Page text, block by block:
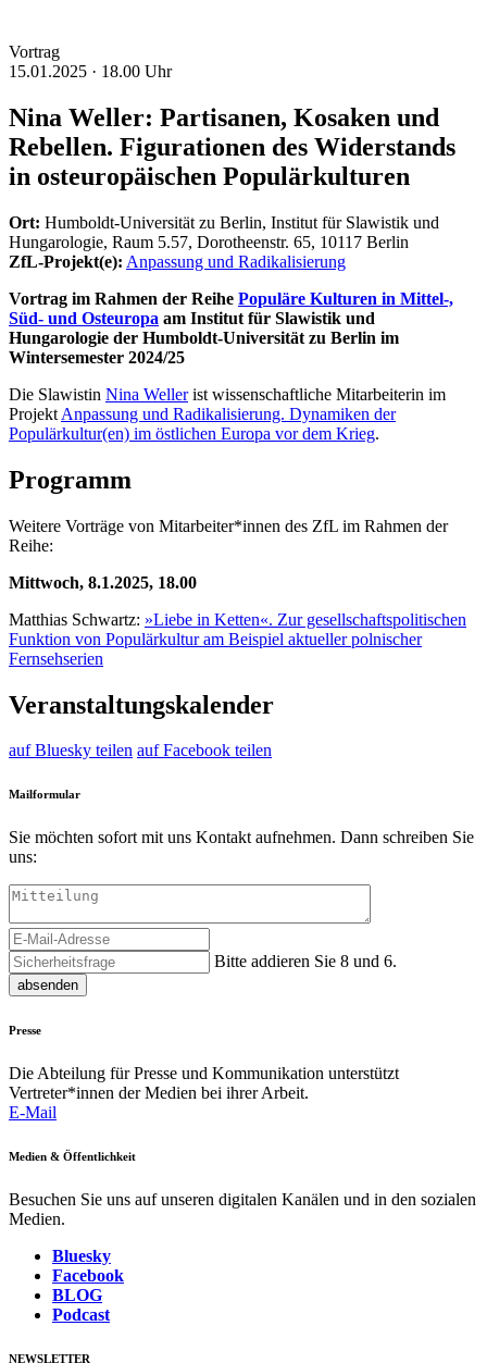
Vortrag
15.01.2025 · 18.00 Uhr
Nina Weller: Partisanen, Kosaken und
Rebellen. Figurationen des Widerstands
in osteuropäischen Populärkulturen
Ort: Humboldt-Universität zu Berlin, Institut für Slawistik und
Hungarologie, Raum 5.57, Dorotheenstr. 65, 10117 Berlin
ZfL-Projekt(e): Anpassung und Radikalisierung
Vortrag im Rahmen der Reihe Populäre Kulturen in Mittel-,
Süd- und Osteuropa am Institut für Slawistik und
Hungarologie der Humboldt-Universität zu Berlin im
Wintersemester 2024/25
Die Slawistin Nina Wellerist wissenschaftliche Mitarbeiterin im
Projekt Anpassung und Radikalisierung. Dynamiken der
Populärkultur(en) im östlichen Europa vor dem Krieg.
Programm
Weitere Vorträge von Mitarbeiter*innen des ZfL im Rahmen der
Reihe:
Mittwoch, 8.1.2025, 18.00
Matthias Schwartz: »Liebe in Ketten«. Zur gesellschaftspolitischen
Funktion von Populärkultur am Beispiel aktueller polnischer
Fernsehserien
Veranstaltungskalender
auf Bluesky teilen auf Facebook teilen
Mailformular
Sie möchten sofort mit uns Kontakt aufnehmen. Dann schreiben Sie
uns:
Bitte addieren Sie 8 und 6.
absenden
Presse
Die Abteilung für Presse und Kommunikation unterstützt
Vertreter*innen der Medien bei ihrer Arbeit.
E-Mail
Medien & Öffentlichkeit
Besuchen Sie uns auf unseren digitalen Kanälen und in den sozialen
Medien.
Bluesky
Facebook
BLOG
Podcast
NEWSLETTER